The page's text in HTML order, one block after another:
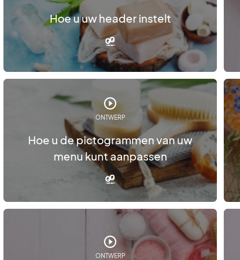
Hoe u uw header instelt
ONTWERP
Hoe u de pictogrammen van uw
menu kunt aanpassen
ONTWERP